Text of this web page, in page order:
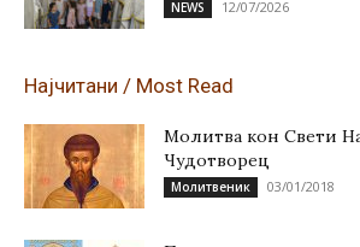
NEWS 12/07/2026
Најчитани / Most Read
Молитва кон Свети
Чудотворец
Молитвеник 03/01/2018